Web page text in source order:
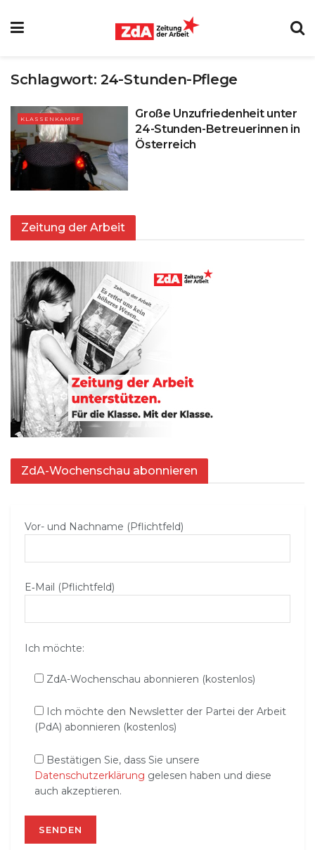
Schlagwort:24-Stunden-Pflege
KLASSENKAMPF
Große Unzufriedenheit unter
24-Stunden-Betreuerinnen in
Österreich
Zeitung der Arbeit
ZdA-Wochenschau abonnieren
Vor- und Nachname (Pflichtfeld)
E‑Mail (Pflichtfeld)
Ich möchte:
ZdA-Wochenschau abonnieren (kostenlos)
Ich möchte den Newsletter der Partei der Arbeit
(PdA) abonnieren (kostenlos)
Bestätigen Sie, dass Sie unsere
Datenschutzerklärung gelesen haben und diese
auch akzeptieren.